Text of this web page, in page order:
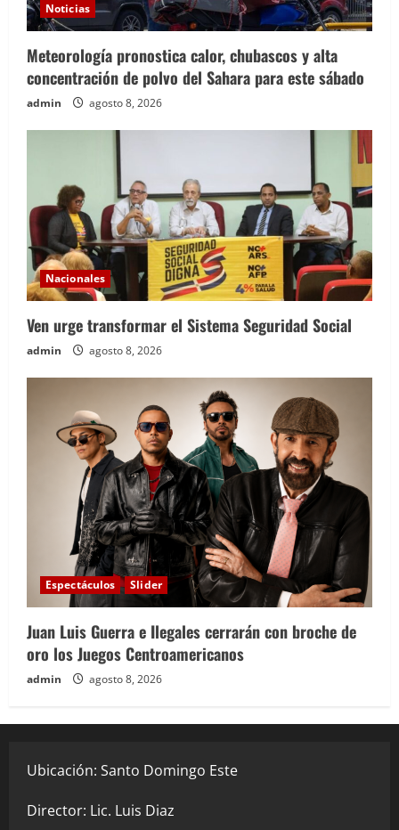
Noticias
Meteorología pronostica calor, chubascos y alta
concentración de polvo del Sahara para este sábado
admin agosto 8, 2026
Nacionales
Ven urge transformar el Sistema Seguridad Social
admin agosto 8, 2026
Espectáculos Slider
Juan Luis Guerra e Ilegales cerrarán con broche de
oro los Juegos Centroamericanos
admin agosto 8, 2026
Ubicación: Santo Domingo Este
Director: Lic. Luis Diaz